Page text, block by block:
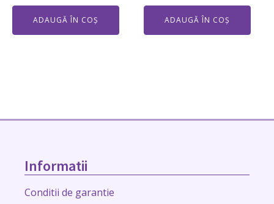
ADAUGĂ ÎN COȘ ADAUGĂ ÎN COȘ
Informatii
Conditii de garantie